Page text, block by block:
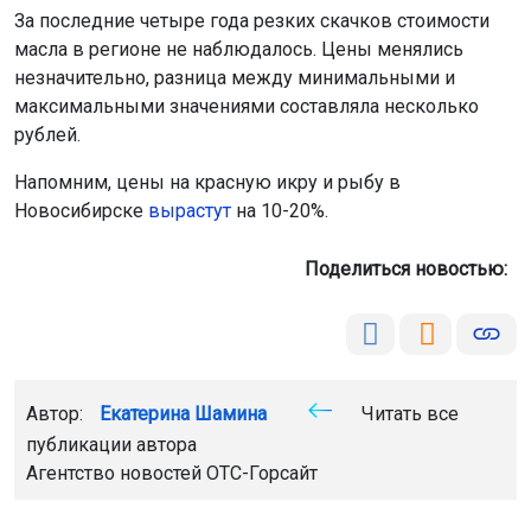
За последние четыре года резких скачков стоимости
масла в регионе не наблюдалось. Цены менялись
незначительно, разница между минимальными и
максимальными значениями составляла несколько
рублей.
Напомним, цены на красную икру и рыбу в
Новосибирске вырастут на 10-20%.
Поделиться новостью:
Автор: Екатерина Шамина
Читать все
публикации автора
Агентство новостей ОТС-Горсайт